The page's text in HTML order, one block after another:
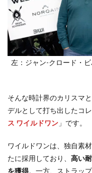
左：ジャン-クロード・
そんな時計界のカリスマ
デルとして打ち出したコ
ス ワイルドワン 」です。
ワイルドワンは、独自素
たに採用しており、 高い
を獲得。一方、ストラッ